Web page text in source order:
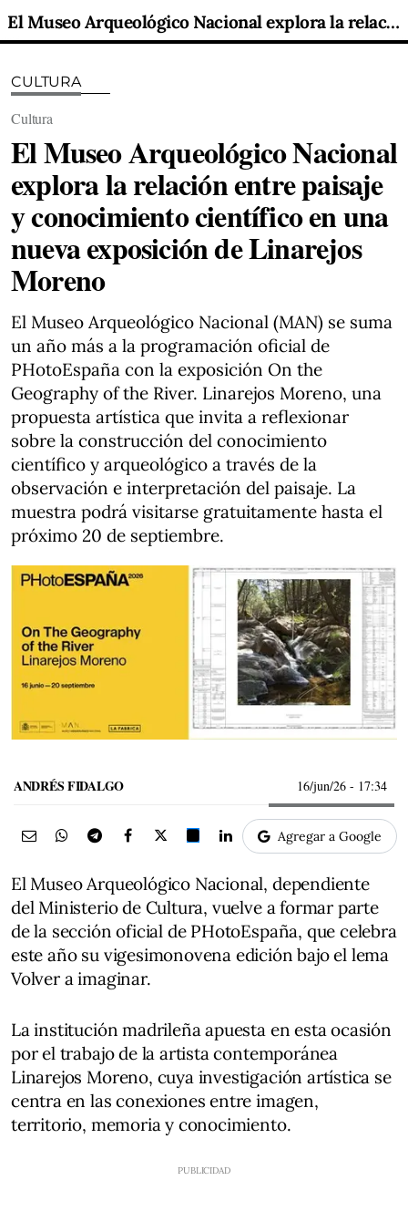
El Museo Arqueológico Nacional explora la relación entre paisaje y conocimiento científico en una nueva exposición de Linarejos Moreno
CULTURA
Cultura
El Museo Arqueológico Nacional
explora la relación entre paisaje
y conocimiento científico en una
nueva exposición de Linarejos
Moreno
El Museo Arqueológico Nacional (MAN) se suma
un año más a la programación oficial de
PHotoEspaña con la exposición On the
Geography of the River. Linarejos Moreno, una
propuesta artística que invita a reflexionar
sobre la construcción del conocimiento
científico y arqueológico a través de la
observación e interpretación del paisaje. La
muestra podrá visitarse gratuitamente hasta el
próximo 20 de septiembre.
ANDRÉS FIDALGO 16/jun/26 - 17:34
Agregar a Google
El Museo Arqueológico Nacional, dependiente
del Ministerio de Cultura, vuelve a formar parte
de la sección oficial de PHotoEspaña, que celebra
este año su vigesimonovena edición bajo el lema
Volver a imaginar.
La institución madrileña apuesta en esta ocasión
por el trabajo de la artista contemporánea
Linarejos Moreno, cuya investigación artística se
centra en las conexiones entre imagen,
territorio, memoria y conocimiento.